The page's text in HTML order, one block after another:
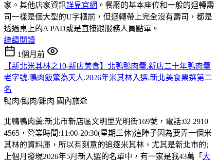
家。其他店家資訊詳見官網 。餐廳的基本座位和一般的迴轉壽
司一樣是個大型的U字櫃前，但迴轉帶上完全沒有壽司，都是
透過桌上的A PAD或是直接跟服務人員點單。
繼續閱讀
1個月前
【新北米其林之10-新店美食】北鴨鴨肉羹.新店二十年鴨肉羹
老字號.鴨肉飯驚為天人.2026年米其林入選.新北美食票選第二
名
鴨肉/鵝肉/雞肉 國內旅遊
北鴨鴨肉羹:新北市新店區文明里光明街169號，電話:02 2910
4565，營業時間:11:00-20:30(星期三休)這陣子因為要弄一個米
其林的資料庫，所以有刻意的追逐米其林，尤其是新北市的;
上個月發現2026年5月新入選的名單中，有一家是我43萬「 大